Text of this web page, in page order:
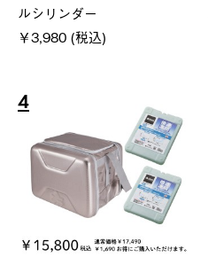
ルシリンダー
￥3,980 (税込)
4